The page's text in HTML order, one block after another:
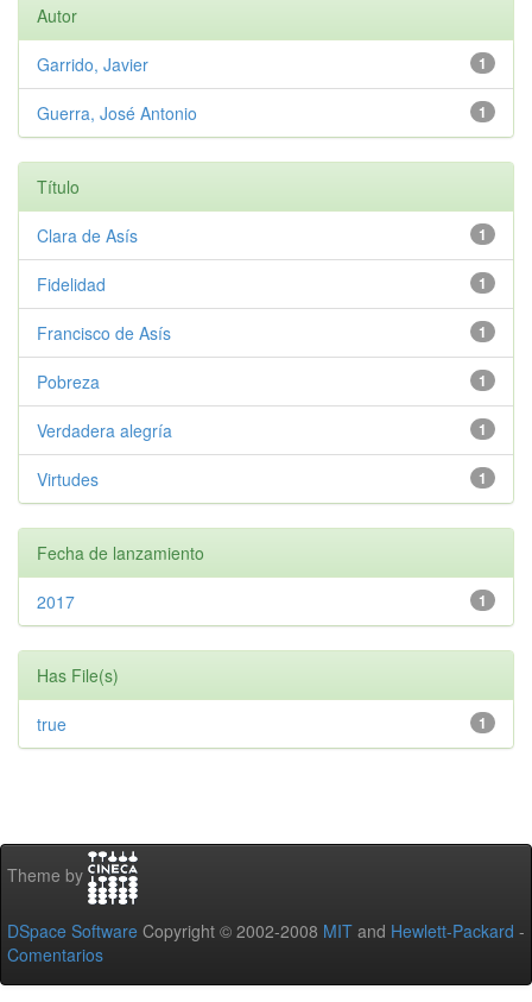
Autor
1
Garrido, Javier
1
Guerra, José Antonio
Título
1
Clara de Asís
1
Fidelidad
1
Francisco de Asís
1
Pobreza
1
Verdadera alegría
1
Virtudes
Fecha de lanzamiento
1
2017
Has File(s)
1
true
Theme by
DSpace Software Copyright © 2002-2008 MIT and Hewlett-Packard -
Comentarios